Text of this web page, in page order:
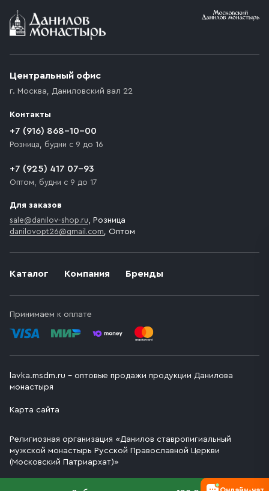
Каталог Компания Бренды
Принимаем к оплате
Центральный офис
г. Москва, Даниловский вал 22
Контакты
+7 (916) 868-10-00
Розница, будни с 9 до 16
+7 (925) 417 07-93
Оптом, будни с 9 до 17
Для заказов
sale@danilov-shop.ru, Розница
danilovopt26@gmail.com, Оптом
lavka.msdm.ru – оптовые продажи продукции Данилова
монастыря
Карта сайта
Религиозная организация «Данилов ставропигиальный
мужской монастырь Русской Православной Церкви
(Московский Патриархат)»
Онлайн-чат